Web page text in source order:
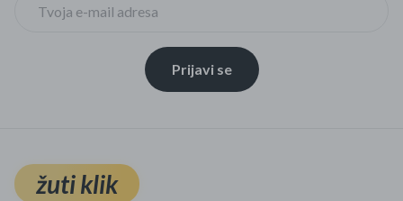
Prijavi se
žuti klik